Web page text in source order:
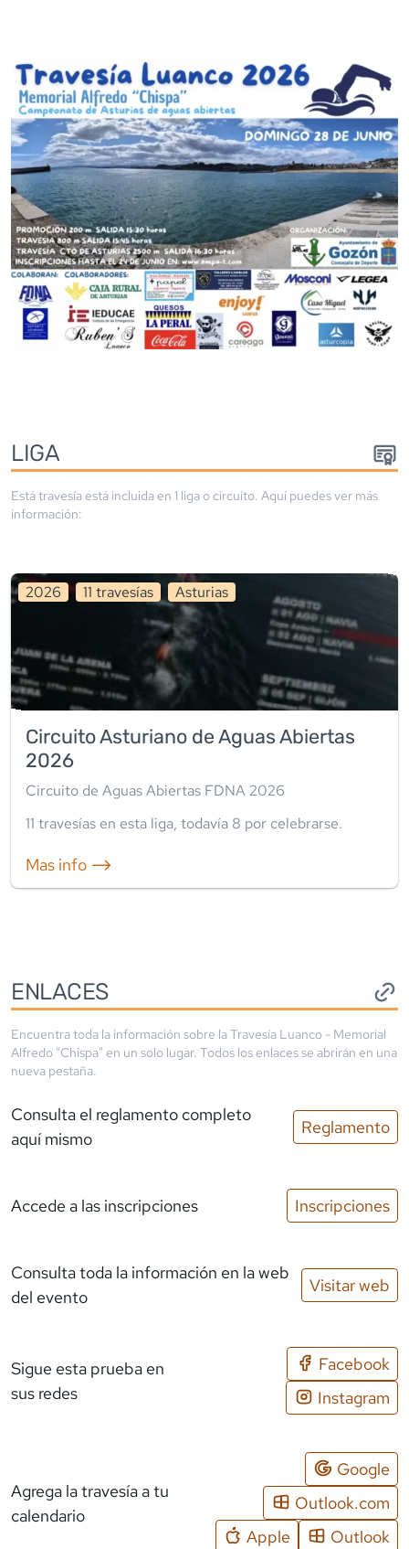
LIGA
Está travesía está incluida en 1 liga o circuito. Aquí puedes ver más
información:
2026 11 travesías Asturias
Circuito Asturiano de Aguas Abiertas
2026
Circuito de Aguas Abiertas FDNA 2026
11 travesías en esta liga, todavía 8 por celebrarse.
Mas info ⟶
ENLACES
Encuentra toda la información sobre laTravesía Luanco - Memorial
Alfredo "Chispa" en un solo lugar. Todos los enlaces se abrirán en una
nueva pestaña.
Consulta el reglamento completo
aquí mismo
Reglamento
Accede a las inscripciones Inscripciones
Consulta toda la información en la web
del evento
Visitar web
Sigue esta prueba en
sus redes
Facebook
Instagram
Agrega la travesía a tu
calendario
Google
Outlook.com
Apple
Outlook